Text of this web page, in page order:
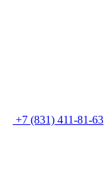
+7 (831) 411-81-63